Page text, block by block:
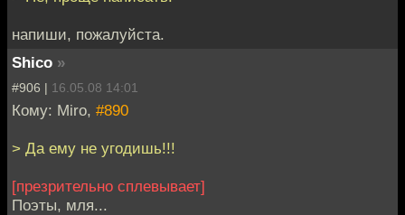
напиши, пожалуйста.
Shico »
#906 | 16.05.08 14:01
Кому: Miro, #890
> Да ему не угодишь!!!
[презрительно сплевывает]
Поэты, мля...